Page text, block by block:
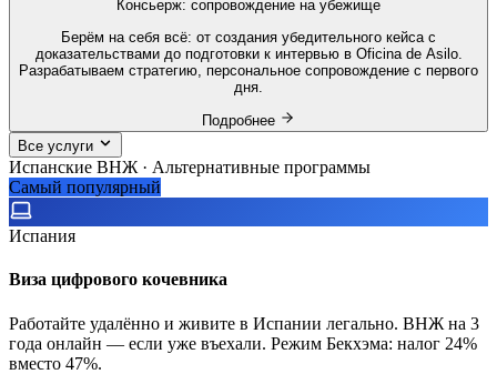
Консьерж: сопровождение на убежище
Берём на себя всё: от создания убедительного кейса с
доказательствами до подготовки к интервью в Oficina de Asilo.
Разрабатываем стратегию, персональное сопровождение с первого
дня.
Подробнее
Все услуги
Испанские ВНЖ · Альтернативные программы
Самый популярный
Испания
Виза цифрового кочевника
Работайте удалённо и живите в Испании легально. ВНЖ на 3
года онлайн — если уже въехали. Режим Бекхэма: налог 24%
вместо 47%.